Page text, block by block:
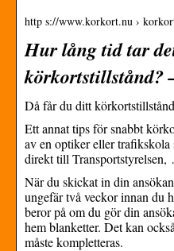
http s://www.korkort.nu ›
Hur lång tid tar
körkortstillstånd?
Då får du ditt
Ett annat tips för snabbt
av en optiker eller
direkt till
När du skickat in din
ungefär två veckor innan du
beror på om du gör din
hem blanketter. Det kan
måste kompletteras.